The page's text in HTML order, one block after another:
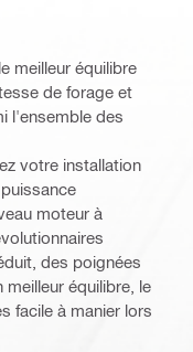
meilleur équilibre
de forage et
l'ensemble des
votre installation
moteur à
des poignées
meilleur équilibre, le
facile à manier lors